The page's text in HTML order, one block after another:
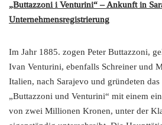
„Buttazzoni i Venturini“ – Ankunft in
Unternehmensregistrierung
Im Jahr 1885. zogen Peter Buttazzoni,
Ivan Venturini, ebenfalls Schreiner und
Italien, nach Sarajevo und gründeten
„Buttazzoni und Venturini“ mit einem
von zwei Millionen Kronen, unter der